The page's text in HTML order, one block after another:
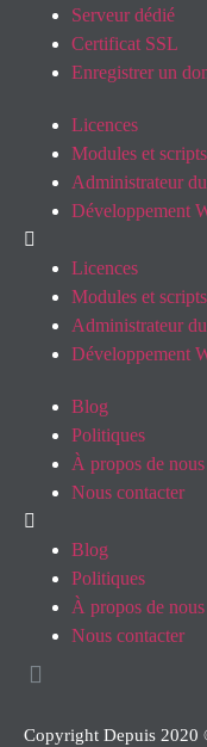
Serveur dédié
Certificat SSL
Enregistrer un
Licences
Modules et scripts
Administrateur
Développement
Licences
Modules et scripts
Administrateur
Développement
Blog
Politiques
À propos de nous
Nous contacter
Blog
Politiques
À propos de nous
Nous contacter
Copyright Depuis 2020